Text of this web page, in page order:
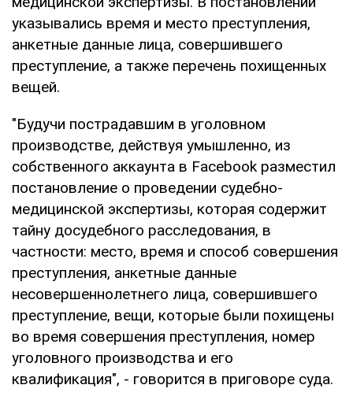
указывались время и место преступления,
анкетные данные лица, совершившего
преступление, а также перечень похищенных
вещей.
"Будучи пострадавшим в уголовном
производстве, действуя умышленно, из
собственного аккаунта в Facebook разместил
постановление о проведении судебно-
медицинской экспертизы, которая содержит
тайну досудебного расследования, в
частности: место, время и способ совершения
преступления, анкетные данные
несовершеннолетнего лица, совершившего
преступление, вещи, которые были похищены
во время совершения преступления, номер
уголовного производства и его
квалификация", - говорится в приговоре суда.